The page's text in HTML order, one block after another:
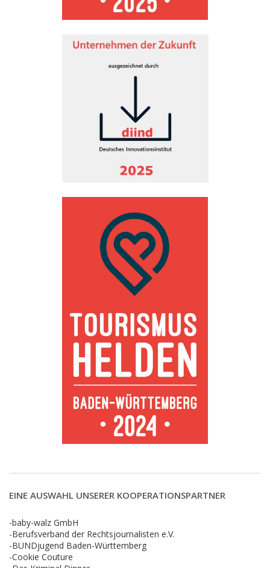
EINE AUSWAHL UNSERER KOOPERATIONSPARTNER
-baby-walz GmbH
-Berufsverband der Rechtsjournalisten e.V.
-BUNDjugend Baden-Württemberg
-Cookie Couture